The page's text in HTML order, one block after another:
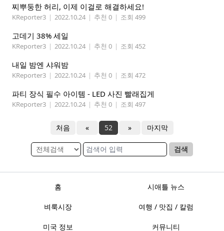
찌뿌둥한 허리, 이제 이걸로 해결하세요!
KReporter3 | 2022.10.24 | 추천 0 | 조회 499
고데기 38% 세일
KReporter3 | 2022.10.24 | 추천 0 | 조회 452
내일 밤엔 샤워밤
KReporter3 | 2022.10.24 | 추천 0 | 조회 472
파티 장식 필수 아이템 - LED 사진 빨래집게
KReporter3 | 2022.10.24 | 추천 0 | 조회 497
처음 « 52 » 마지막
검색
홈 시애틀 뉴스
벼룩시장 여행 / 맛집 / 칼럼
미국 정보 커뮤니티